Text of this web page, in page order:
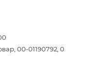
00-01190792, 0